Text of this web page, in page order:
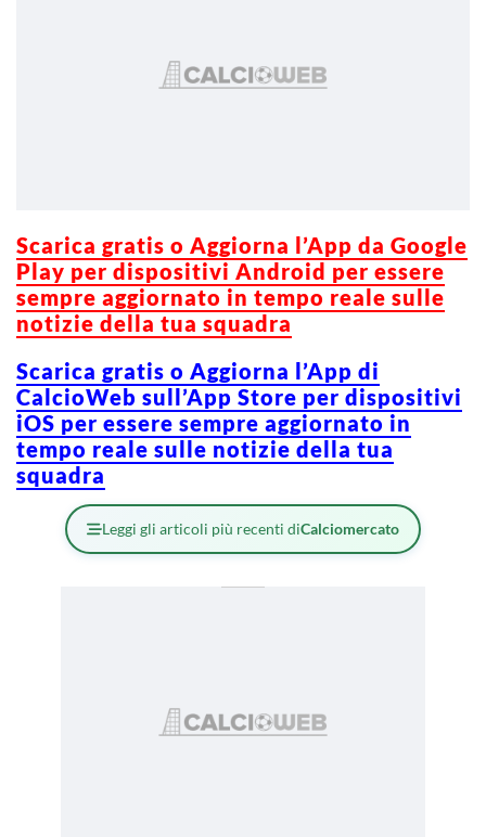
Scarica gratis o Aggiorna l’App da Google
Play per dispositivi Android per essere
sempre aggiornato in tempo reale sulle
notizie della tua squadra
Scarica gratis o Aggiorna l’App di
CalcioWeb sull’App Store per dispositivi
iOS per essere sempre aggiornato in
tempo reale sulle notizie della tua
squadra
Leggi gli articoli più recenti diCalciomercato